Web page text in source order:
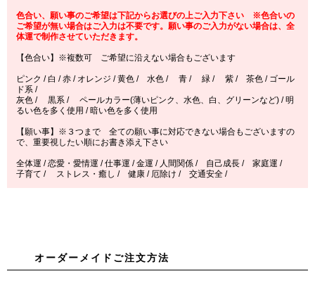
色合い、願い事のご希望は下記からお選びの上ご入力下さい ※色合いの
ご希望が無い場合はご入力は不要です。願い事のご入力がない場合は、全
体運で制作させていただきます。
【色合い】※複数可 ご希望に沿えない場合もございます
ピンク / 白 / 赤 / オレンジ / 黄色 / 水色 / 青 / 緑 / 紫 / 茶色 / ゴール
ド系 /
灰色 / 黒系 / ペールカラー(薄いピンク、水色、白、グリーンなど) / 明
るい色を多く使用 / 暗い色を多く使用
【願い事】※３つまで 全ての願い事に対応できない場合もございますの
で、重要視したい順にお書き添え下さい
全体運 / 恋愛・愛情運 / 仕事運 / 金運 / 人間関係 / 自己成長 / 家庭運 /
子育て / ストレス・癒し / 健康 / 厄除け / 交通安全 /
オーダーメイドご注文方法